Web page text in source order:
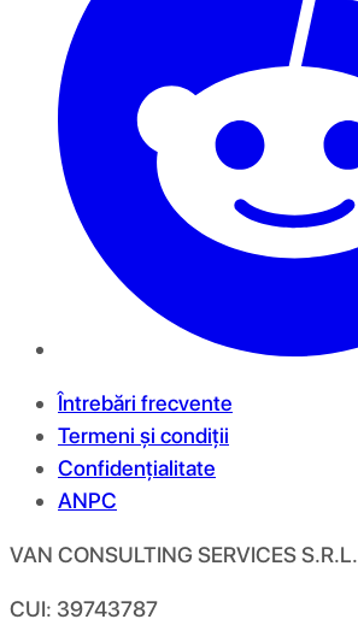
Întrebări frecvente
Termeni și condiții
Confidențialitate
ANPC
VAN CONSULTING SERVICES S.R.L.
CUI: 39743787